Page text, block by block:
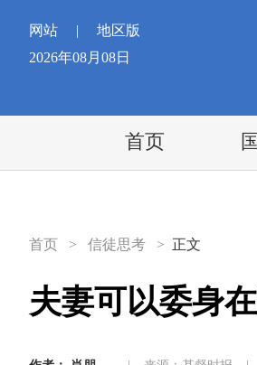
网站 |
地区版
2026年08月08日
首页
首页 > 信徒思考 > 正文
夫妻可以委身